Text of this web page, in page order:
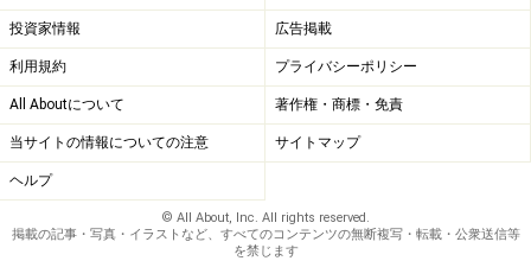
投資家情報 広告掲載
利用規約 プライバシーポリシー
All Aboutについて 著作権・商標・免責
当サイトの情報についての注意 サイトマップ
ヘルプ
© All About, Inc. All rights reserved.
掲載の記事・写真・イラストなど、すべてのコンテンツの無断複写・転載・公衆送信等
を禁じます